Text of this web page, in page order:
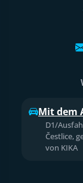
Mit dem
D1/
Čestlice,
von KIKA